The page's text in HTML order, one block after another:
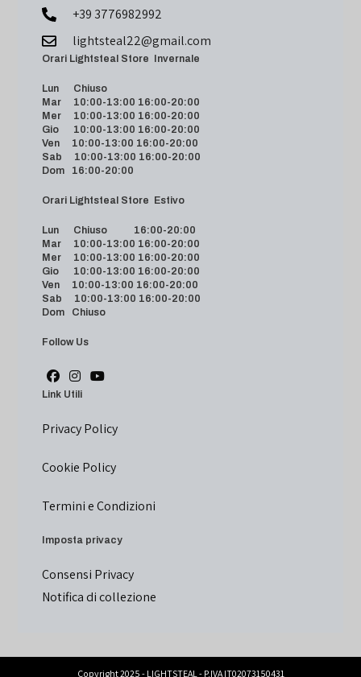
+39 3776982992
lightsteal22@gmail.com
Orari Lightsteal Store Invernale
Lun Chiuso
Mar 10:00-13:00 16:00-20:00
Mer 10:00-13:00 16:00-20:00
Gio 10:00-13:00 16:00-20:00
Ven 10:00-13:00 16:00-20:00
Sab 10:00-13:00 16:00-20:00
Dom 16:00-20:00
Orari Lightsteal Store Estivo
Lun Chiuso 16:00-20:00
Mar 10:00-13:00 16:00-20:00
Mer 10:00-13:00 16:00-20:00
Gio 10:00-13:00 16:00-20:00
Ven 10:00-13:00 16:00-20:00
Sab 10:00-13:00 16:00-20:00
Dom Chiuso
Follow Us
Link Utili
Privacy Policy
Cookie Policy
Termini e Condizioni
Imposta privacy
Consensi Privacy
Notifica di collezione
Copyright 2025 - LIGHTSTEAL - P.IVA IT02073150431